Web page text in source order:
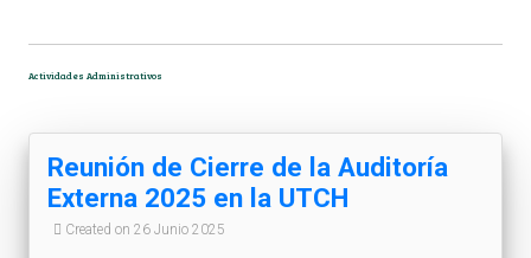
Actividades Administrativos
Reunión de Cierre de la Auditoría
Externa 2025 en la UTCH
Created on 26 Junio 2025